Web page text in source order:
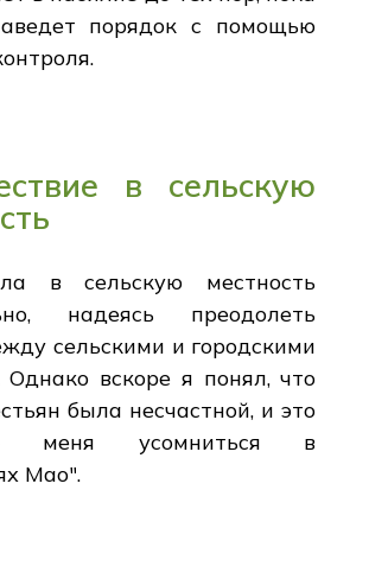
порядок с помощью
в сельскую
в сельскую местность
надеясь преодолеть
сельскими и городскими
Однако вскоре я понял, что
была несчастной, и это
меня усомниться в
Мао".